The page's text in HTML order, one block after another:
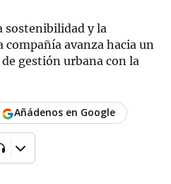
sostenibilidad y la
compañía avanza hacia un
gestión urbana con la
Añádenos en Google